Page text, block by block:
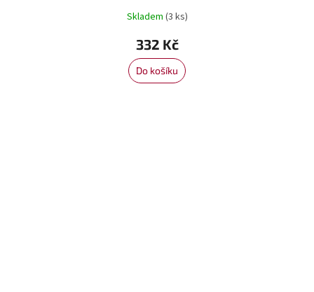
Skladem (3 ks)
332 Kč
Do košíku